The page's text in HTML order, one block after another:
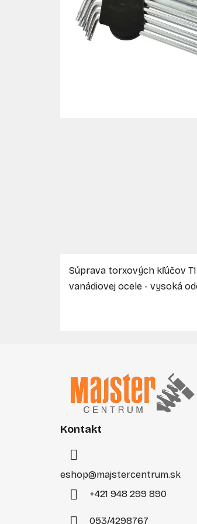
Súprava torxových kľúčov
vanádiovej ocele - vysoká
Kontakt
eshop@majstercentrum.sk
+421 948 299 890
053/4298767